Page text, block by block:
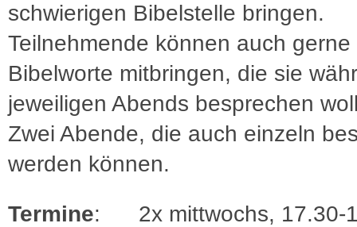
schwierigen Bibelstelle bringen.
Teilnehmende können auch gerne
Bibelworte mitbringen, die sie
jeweiligen Abends besprechen
Zwei Abende, die auch einzeln
werden können.
Termine: 2x mittwochs, 17.30-